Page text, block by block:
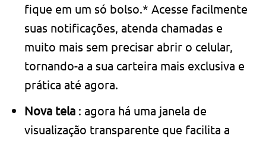
fique em um só bolso.* Acesse facilmente
suas notificações, atenda chamadas e
muito mais sem precisar abrir o celular,
tornando-a a sua carteira mais exclusiva e
prática até agora.
Nova tela : agora há uma janela de
visualização transparente que facilita a